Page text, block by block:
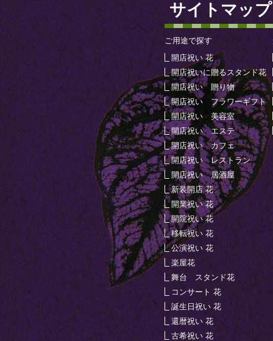
サイトマップ
ご用途で探す
開店祝い 花
開店祝いに贈るスタンド花
開店祝い 贈り物
開店祝い フラワーギフト
開店祝い 美容室
開店祝い エステ
開店祝い カフェ
開店祝い レストラン
開店祝い 居酒屋
新装開店 花
開業祝い 花
開院祝い 花
移転祝い 花
公演祝い 花
楽屋花
舞台 スタンド花
コンサート 花
誕生日祝い 花
還暦祝い 花
古希祝い 花